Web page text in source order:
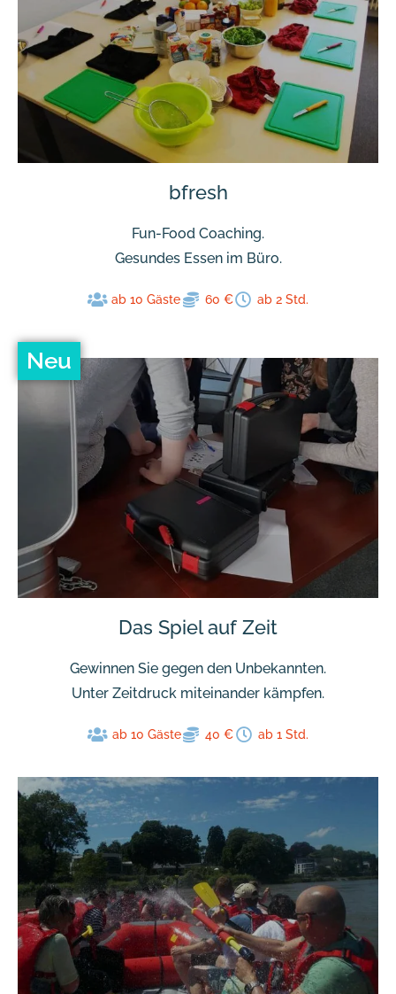
bfresh
Fun-Food Coaching.
Gesundes Essen im Büro.
ab 10 Gäste 60 € ab 2 Std.
Neu
Das Spiel auf Zeit
Gewinnen Sie gegen den Unbekannten.
Unter Zeitdruck miteinander kämpfen.
ab 10 Gäste 40 € ab 1 Std.